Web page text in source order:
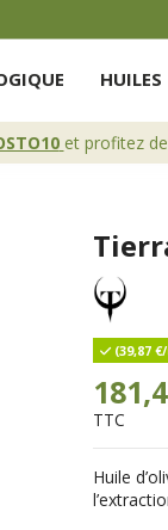
HUILES
et profitez de
(39,87
TTC
Huile